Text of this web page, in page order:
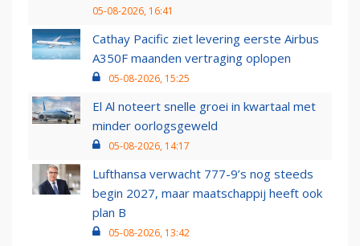
05-08-2026, 16:41
Cathay Pacific ziet levering eerste Airbus
A350F maanden vertraging oplopen
05-08-2026, 15:25
El Al noteert snelle groei in kwartaal met
minder oorlogsgeweld
05-08-2026, 14:17
Lufthansa verwacht 777-9’s nog steeds
begin 2027, maar maatschappij heeft ook
plan B
05-08-2026, 13:42